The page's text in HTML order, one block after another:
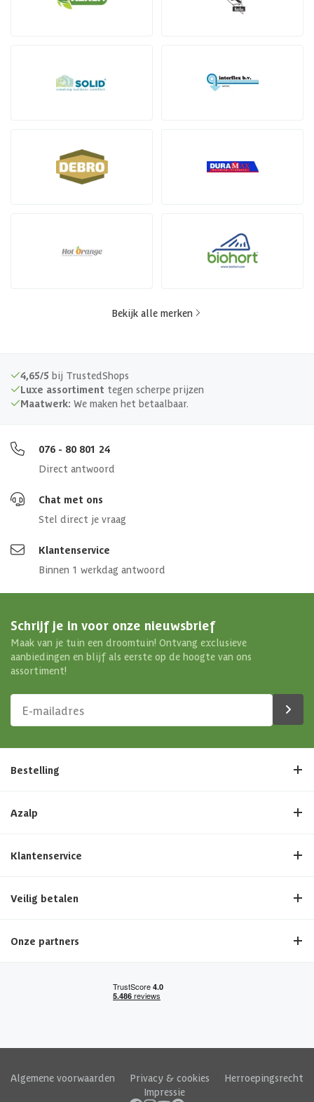
Bekijk alle merken
4,65/5 bij TrustedShops
Luxe assortiment tegen scherpe prijzen
Maatwerk: We maken het betaalbaar.
076 - 80 801 24
Direct antwoord
Chat met ons
Stel direct je vraag
Klantenservice
Binnen 1 werkdag antwoord
Schrijf je in voor onze nieuwsbrief
Maak van je tuin een droomtuin! Ontvang exclusieve
aanbiedingen en blijf als eerste op de hoogte van ons
assortiment!
Bestelling
Azalp
Klantenservice
Veilig betalen
Onze partners
Algemene voorwaarden Privacy & cookies
Herroepingsrecht
Impressie